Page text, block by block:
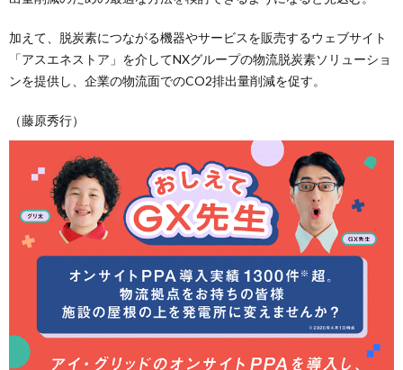
加えて、脱炭素につながる機器やサービスを販売するウェブサイト
「アスエネストア」を介してNXグループの物流脱炭素ソリューショ
ンを提供し、企業の物流面でのCO2排出量削減を促す。
（藤原秀行）